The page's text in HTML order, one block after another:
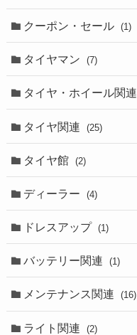
クーポン・セール (1)
タイヤマン (7)
タイヤ・ホイール関連
タイヤ関連 (25)
タイヤ館 (2)
ディーラー (4)
ドレスアップ (1)
バッテリー関連 (1)
メンテナンス関連 (16)
ライト関連 (2)